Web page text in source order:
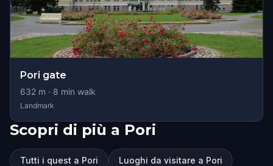
Pori gate
632 m · 8 min walk
Landmark
Scopri di più a Pori
Tutti i quest a Pori Luoghi da visitare a Pori